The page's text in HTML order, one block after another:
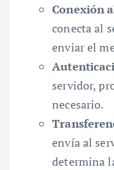
Conexión
conecta al
enviar el
servidor,
necesario.
envía al
determina